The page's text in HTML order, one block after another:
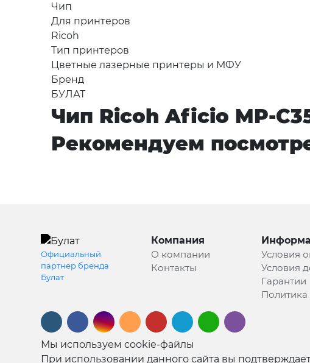
Чип
Для принтеров
Ricoh
Тип принтеров
Цветные лазерные принтеры и МФУ
Бренд
БУЛАТ
Чип Ricoh Aficio MP-
Рекомендуем
Официальный
партнер бренда
Булат
Компания
О компании
Контакты
Условия
Условия
Гарантии
Политика
Мы используем cookie-файлы
При использовании данного сайта вы